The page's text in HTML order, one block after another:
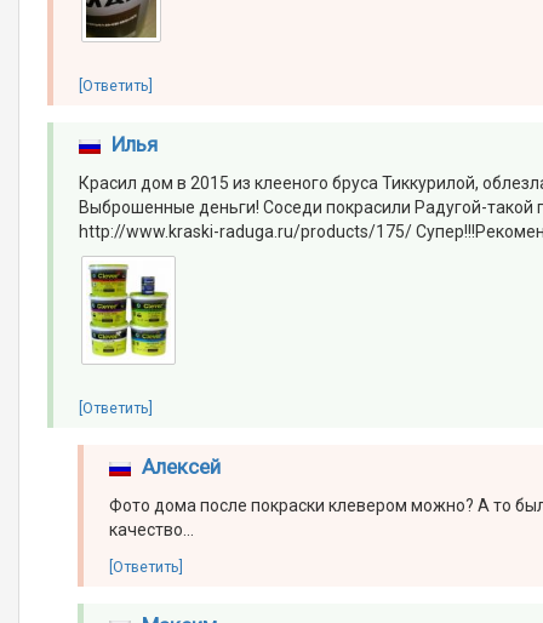
[Ответить]
Илья
Красил дом в 2015 из клееного бруса Тиккурилой,
Выброшенные деньги! Соседи покрасили Радугой-такой
http://www.kraski-raduga.ru/products/175/
[Ответить]
Алексей
Фото дома после покраски клевером можно? А то
качество...
[Ответить]